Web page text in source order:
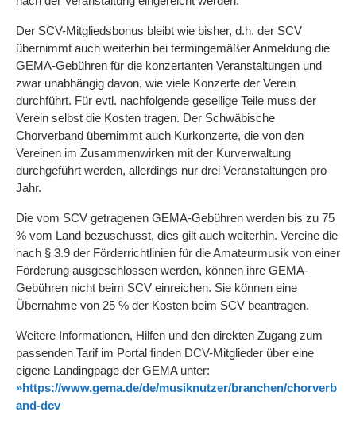
Der SCV-Mitgliedsbonus bleibt wie bisher, d.h. der SCV
übernimmt auch weiterhin bei termingemäßer Anmeldung die
GEMA-Gebühren für die konzertanten Veranstaltungen und
zwar unabhängig davon, wie viele Konzerte der Verein
durchführt. Für evtl. nachfolgende gesellige Teile muss der
Verein selbst die Kosten tragen. Der Schwäbische
Chorverband übernimmt auch Kurkonzerte, die von den
Vereinen im Zusammenwirken mit der Kurverwaltung
durchgeführt werden, allerdings nur drei Veranstaltungen pro
Jahr.
Die vom SCV getragenen GEMA-Gebühren werden bis zu 75
% vom Land bezuschusst, dies gilt auch weiterhin. Vereine die
nach § 3.9 der Förderrichtlinien für die Amateurmusik von einer
Förderung ausgeschlossen werden, können ihre GEMA-
Gebühren nicht beim SCV einreichen. Sie können eine
Übernahme von 25 % der Kosten beim SCV beantragen.
Weitere Informationen, Hilfen und den direkten Zugang zum
passenden Tarif im Portal finden DCV-Mitglieder über eine
eigene Landingpage der GEMA unter:
»https://www.gema.de/de/musiknutzer/branchen/chorverb
and-dcv